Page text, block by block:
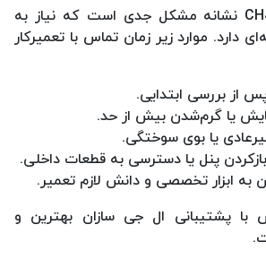
برخی مواقع ارور CH45 نشانه مشکل جدی است که نیاز به
دارد. موارد زیر زمان تماس با تعمیرکار
از بررسی ابتدایی.
یا گرم‌شدن بیش از حد.
یا بوی سوختگی.
پنل یا دسترسی به قطعات داخلی.
ابزار تخصصی و دانش لازم تعمیر.
با پشتیبانی ال جی سازان بهترین و